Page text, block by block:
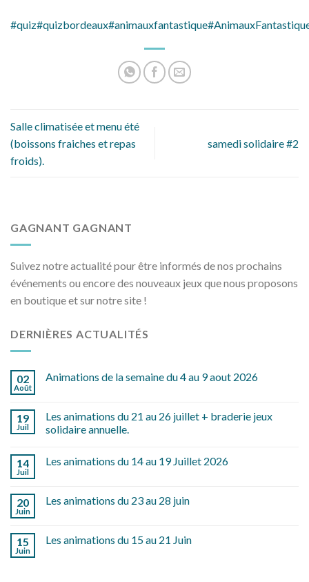
#quiz#quizbordeaux#animauxfantastique
Salle climatisée et menu été
(boissons fraiches et repas
froids).
samedi solidaire #2
GAGNANT GAGNANT
Suivez notre actualité pour être informés de nos prochains
événements ou encore des nouveaux jeux que nous proposons
en boutique et sur notre site !
DERNIÈRES ACTUALITÉS
02
Août
Animations de la semaine du 4 au 9 aout 2026
19
Juil
Les animations du 21 au 26 juillet + braderie jeux
solidaire annuelle.
14
Juil
Les animations du 14 au 19 Juillet 2026
20
Juin
Les animations du 23 au 28 juin
15
Juin
Les animations du 15 au 21 Juin